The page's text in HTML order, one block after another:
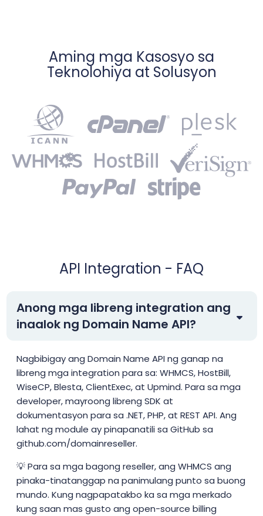
Aming mga Kasosyo sa
Teknolohiya at Solusyon
API Integration - FAQ
Anong mga libreng integration ang
inaalok ng Domain Name API?
Nagbibigay ang Domain Name API ng ganap na
libreng mga integration para sa: WHMCS, HostBill,
WiseCP, Blesta, ClientExec, at Upmind. Para sa mga
developer, mayroong libreng SDK at
dokumentasyon para sa .NET, PHP, at REST API. Ang
lahat ng module ay pinapanatili sa GitHub sa
github.com/domainreseller.
💡 Para sa mga bagong reseller, ang WHMCS ang
pinaka-tinatanggap na panimulang punto sa buong
mundo. Kung nagpapatakbo ka sa mga merkado
kung saan mas gusto ang open-source billing